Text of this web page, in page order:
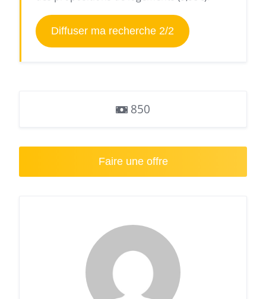
Diffuser ma recherche 2/2
850
Faire une offre